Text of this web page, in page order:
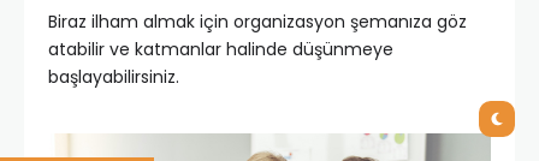
Biraz ilham almak için organizasyon şemanıza göz
atabilir ve katmanlar halinde düşünmeye
başlayabilirsiniz.